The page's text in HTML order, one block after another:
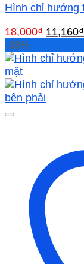
Hình chỉ hướng
18,000₫ Giá
là:
11,160₫
-38%